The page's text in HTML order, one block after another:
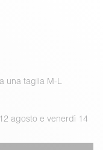
una taglia M-L
agosto e venerdì 14